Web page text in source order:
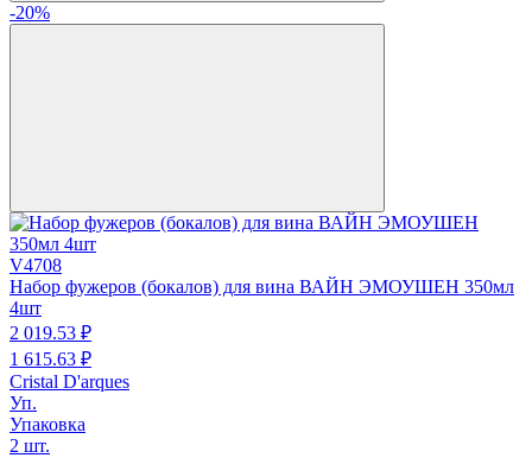
-20%
V4708
Набор фужеров (бокалов) для вина ВАЙН ЭМОУШЕН 350мл
4шт
2 019.53 ₽
1 615.63 ₽
Cristal D'arques
Уп.
Упаковка
2 шт.